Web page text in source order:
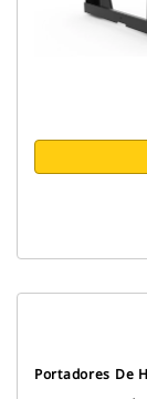
Portadores De